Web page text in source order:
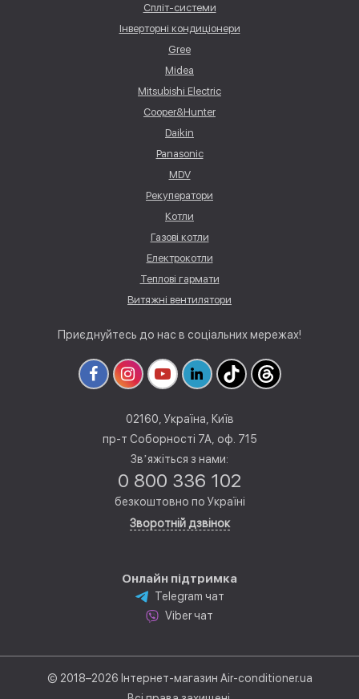
Спліт-системи
Інверторні кондиціонери
Gree
Midea
Mitsubishi Electric
Cooper&Hunter
Daikin
Panasonic
MDV
Рекуператори
Котли
Газові котли
Електрокотли
Теплові гармати
Витяжні вентилятори
Приєднуйтесь до нас в соціальних мережах!
02160, Україна, Київ
пр-т Соборності 7А, оф. 715
Звʼяжіться з нами:
0 800 336 102
безкоштовно по Україні
Зворотній дзвінок
Онлайн підтримка
Telegram чат
Viber чат
© 2018–2026 Інтернет-магазин Air-conditioner.ua